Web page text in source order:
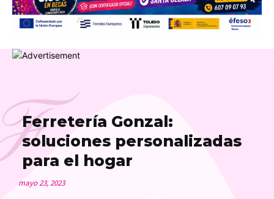
Ferretería Gonzal:
soluciones personalizadas
para el hogar
mayo 23, 2023